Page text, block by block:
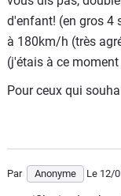
d'enfant! (en gros 4
à 180km/h (très
(j'étais à ce
Pour ceux qui
Par Anonyme Le 12/